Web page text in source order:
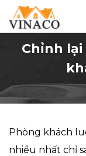
Chỉnh
Phòng khách
nhiều nhất chỉ